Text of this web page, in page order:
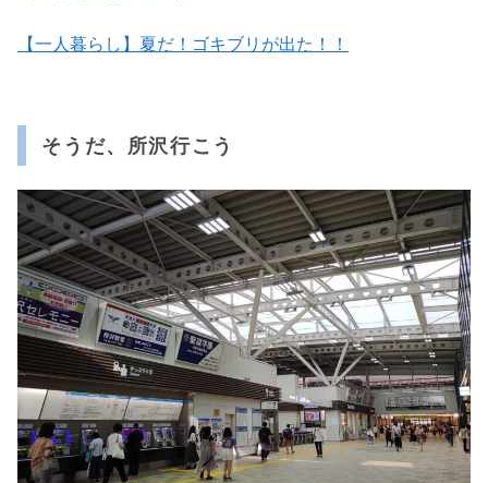
【一人暮らし】夏だ！ゴキブリが出た！！
そうだ、所沢行こう